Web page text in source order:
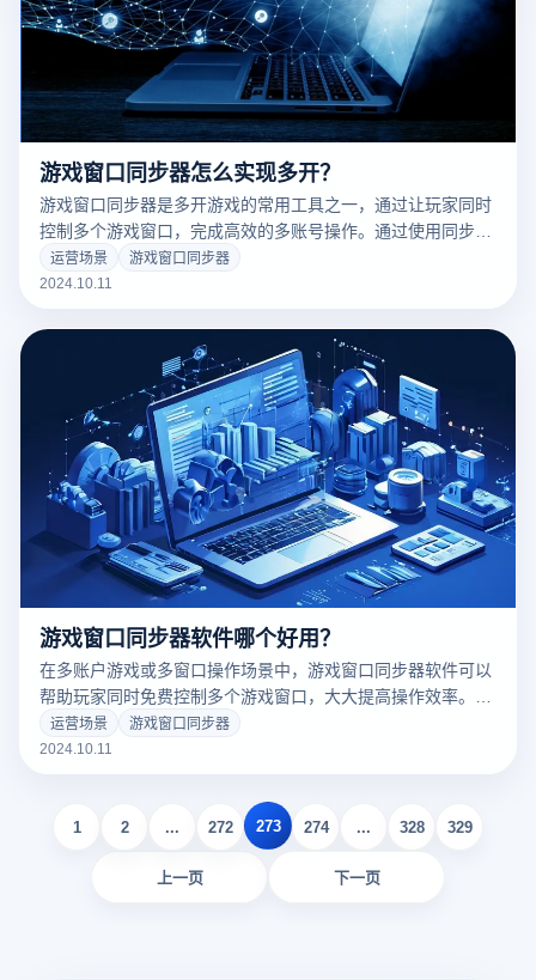
游戏窗口同步器怎么实现多开？
游戏窗口同步器是多开游戏的常用工具之一，通过让玩家同时
控制多个游戏窗口，完成高效的多账号操作。通过使用同步
器，玩家可以在一个主窗口操作，而其他窗口可以同时执行相
同的指令，无需逐个切换窗口手动操作。这种多开启方式广泛
率。本文将介绍如何多开游戏窗口同步器，并带您了解其具体
操作流程和注意事项，帮助您高效管理多个游戏账号。
运营场景
游戏窗口同步器
2024.10.11
游戏窗口同步器软件哪个好用？
在多账户游戏或多窗口操作场景中，游戏窗口同步器软件可以
帮助玩家同时免费控制多个游戏窗口，大大提高操作效率。无
论是挂机、刷资源，还是复杂的多角色管理，适当的同步器软
件都可以简化操作，减少手动重复操作的麻烦。然而，市场上
自己需求的软件是玩家普遍关心的问题。本文将介绍几个主流
的游戏窗口同步器软件，并比较它们的功能、使用体验和适用
场景，以帮助您找到最合适的选择。
运营场景
游戏窗口同步器
2024.10.11
上一页
1 2 ... 272 273 274 ... 328 329
下一页